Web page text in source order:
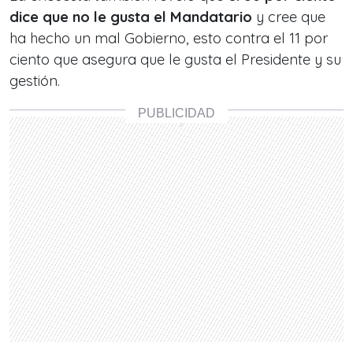
dice que no le gusta el Mandatario y cree que
ha hecho un mal Gobierno, esto contra el 11 por
ciento que asegura que le gusta el Presidente y su
gestión.